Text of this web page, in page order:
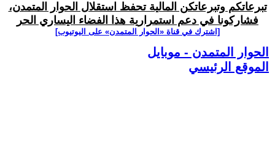
تبرعاتكم وتبرعاتكن المالية تحفظ استقلال الحوار المتمدن،
فشاركونا في دعم استمرارية هذا الفضاء اليساري الحر
[اشترك في قناة ‫«الحوار المتمدن» على اليوتيوب]
الحوار المتمدن - موبايل
الموقع الرئيسي